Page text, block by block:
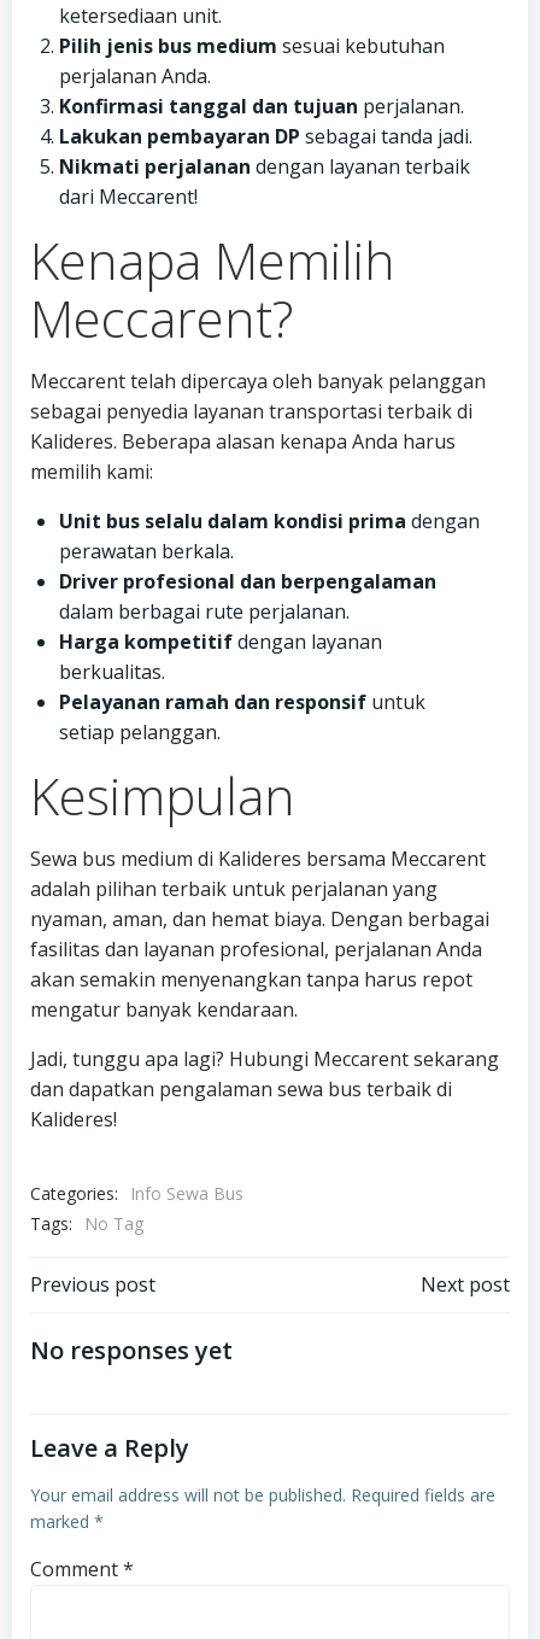
ketersediaan unit.
Pilih jenis bus medium sesuai kebutuhan
perjalanan Anda.
Konfirmasi tanggal dan tujuan perjalanan.
Lakukan pembayaran DP sebagai tanda jadi.
Nikmati perjalanan dengan layanan terbaik
dari Meccarent!
Kenapa Memilih
Meccarent?
Meccarent telah dipercaya oleh banyak pelanggan
sebagai penyedia layanan transportasi terbaik di
Kalideres. Beberapa alasan kenapa Anda harus
memilih kami:
Unit bus selalu dalam kondisi prima dengan
perawatan berkala.
Driver profesional dan berpengalaman
dalam berbagai rute perjalanan.
Harga kompetitifdengan layanan
berkualitas.
Pelayanan ramah dan responsif untuk
setiap pelanggan.
Kesimpulan
Sewa bus medium di Kalideres bersama Meccarent
adalah pilihan terbaik untuk perjalanan yang
nyaman, aman, dan hemat biaya. Dengan berbagai
fasilitas dan layanan profesional, perjalanan Anda
akan semakin menyenangkan tanpa harus repot
mengatur banyak kendaraan.
Jadi, tunggu apa lagi? Hubungi Meccarent sekarang
dan dapatkan pengalaman sewa bus terbaik di
Kalideres!
Categories:
Info Sewa Bus
Tags:
No Tag
Post
navigation
Previous post Next post
No responses yet
Leave a Reply
Your email address will not be published. Required fields are
marked *
Comment*